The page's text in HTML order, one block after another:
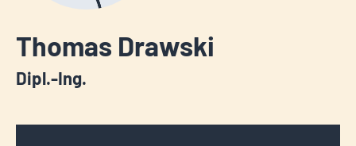
Thomas Drawski
Dipl.-Ing.